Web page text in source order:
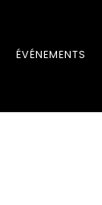
ÉVÉNEMENTS